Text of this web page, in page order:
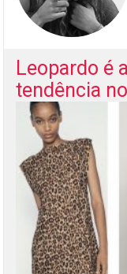
Leopardo é
tendência